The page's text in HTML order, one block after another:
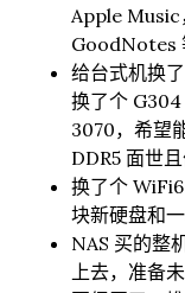
Apple Music
GoodNotes
给台式机换
换了个
3070，希望
DDR5 面世
换了个
块新硬盘和
NAS 买的整
上去，准备